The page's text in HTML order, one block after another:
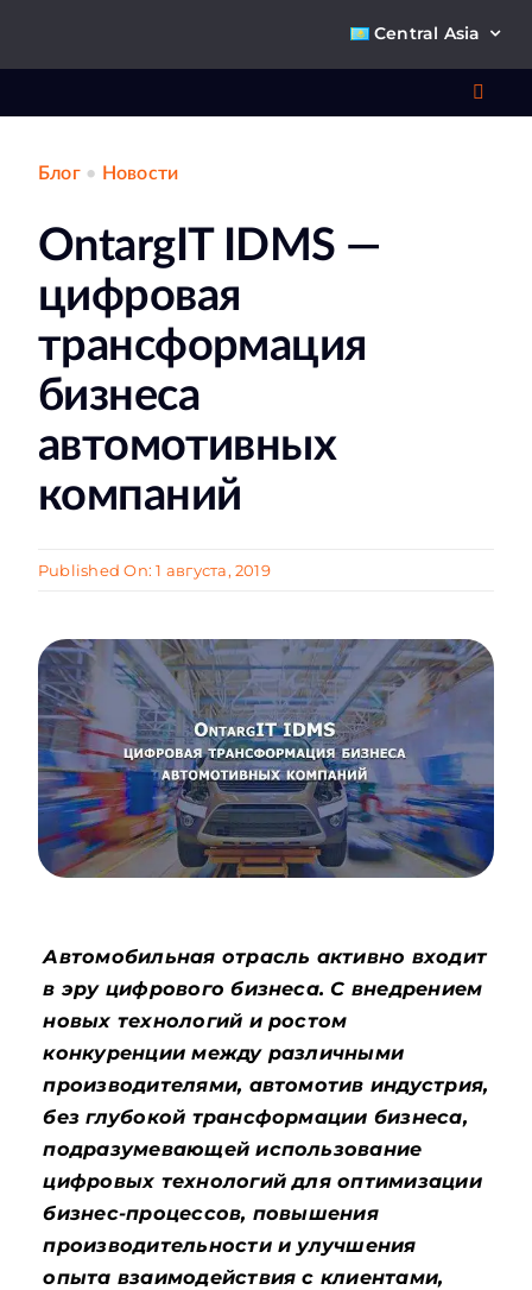
Central Asia
Блог• Новости
OntargIT IDMS —
цифровая
трансформация
бизнеса
автомотивных
компаний
Published On: 1 августа, 2019
Автомобильная отрасль активно входит
в эру цифрового бизнеса. С внедрением
новых технологий и ростом
конкуренции между различными
производителями, автомотив индустрия,
без глубокой трансформации бизнеса,
подразумевающей использование
цифровых технологий для оптимизации
бизнес-процессов, повышения
производительности и улучшения
опыта взаимодействия с клиентами,